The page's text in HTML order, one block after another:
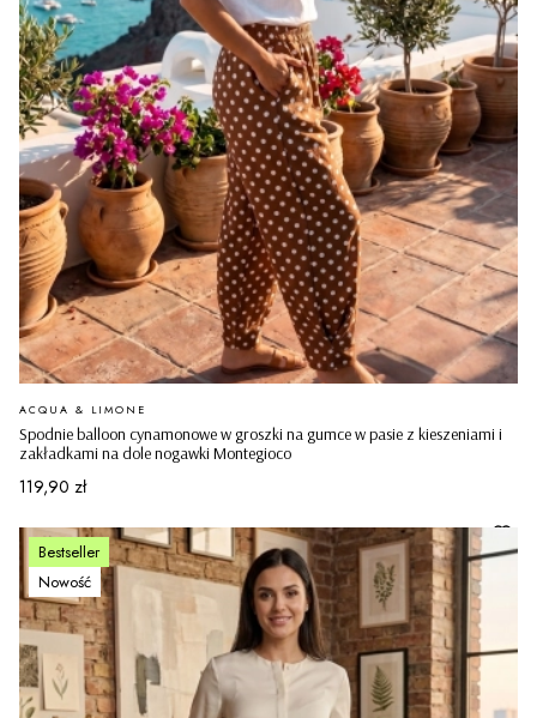
Spodnie balloon cynamonowe w groszki na gumce w pasie z kieszeniami i
zakładkami na dole nogawki Montegioco
PRODUCENT
ACQUA & LIMONE
Cena
119,90 zł
Bestseller
Nowość